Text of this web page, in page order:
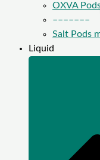
OXVA
–––––––
Salt Pods
Liquid